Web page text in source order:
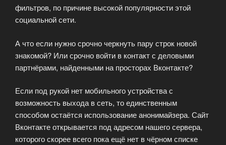
фильтров, по причине высокой популярности этой
социальной сети.
А что если нужно срочно черкнуть пару строк новой
знакомой? Или срочно войти в контакт с деловыми
партнёрами, найденными на просторах Вконтакте?
Если под рукой нет мобильного устройства с
возможность выхода в сеть, то единственным
способом остаётся использование анонимайзера. Сайт
Вконтакте открывается под адресом нашего сервера,
которого скорее всего пока ещё нет в чёрном списке